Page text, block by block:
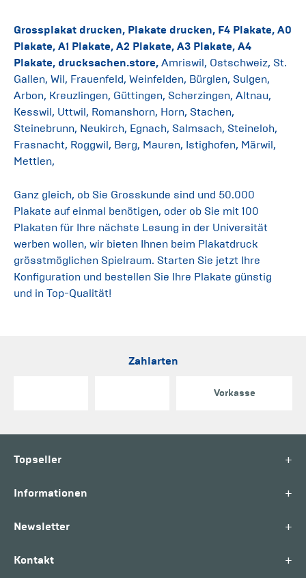
Grossplakat drucken, Plakate drucken, F4 Plakate, A0
Plakate, A1 Plakate, A2 Plakate, A3 Plakate, A4
Plakate, drucksachen.store, Amriswil, Ostschweiz, St.
Gallen, Wil, Frauenfeld, Weinfelden, Bürglen, Sulgen,
Arbon, Kreuzlingen, Güttingen, Scherzingen, Altnau,
Kesswil, Uttwil, Romanshorn, Horn, Stachen,
Steinebrunn, Neukirch, Egnach, Salmsach, Steineloh,
Frasnacht, Roggwil, Berg, Mauren, Istighofen, Märwil,
Mettlen,
Ganz gleich, ob Sie Grosskunde sind und 50.000
Plakate auf einmal benötigen, oder ob Sie mit 100
Plakaten für Ihre nächste Lesung in der Universität
werben wollen, wir bieten Ihnen beim Plakatdruck
grösstmöglichen Spielraum. Starten Sie jetzt Ihre
Konfiguration und bestellen Sie Ihre Plakate günstig
und in Top-Qualität!
Zahlarten
Vorkasse
Topseller +
Informationen +
Newsletter +
Kontakt +